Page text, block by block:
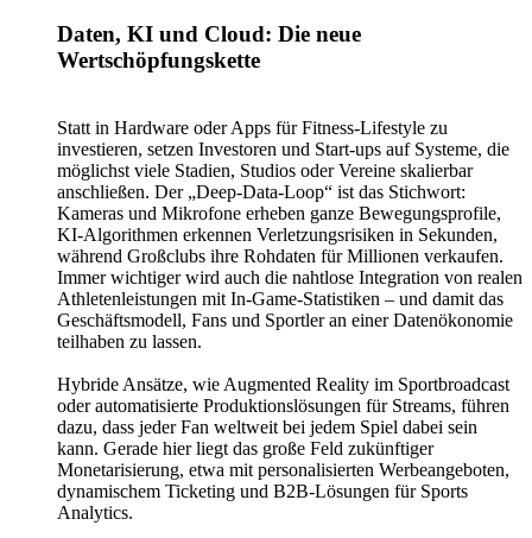
Daten, KI und Cloud: Die neue
Wertschöpfungskette
Statt in Hardware oder Apps für Fitness-Lifestyle zu
investieren, setzen Investoren und Start-ups auf Systeme, die
möglichst viele Stadien, Studios oder Vereine skalierbar
anschließen. Der „Deep-Data-Loop“ ist das Stichwort:
Kameras und Mikrofone erheben ganze Bewegungsprofile,
KI-Algorithmen erkennen Verletzungsrisiken in Sekunden,
während Großclubs ihre Rohdaten für Millionen verkaufen.
Immer wichtiger wird auch die nahtlose Integration von realen
Athletenleistungen mit In-Game-Statistiken – und damit das
Geschäftsmodell, Fans und Sportler an einer Datenökonomie
teilhaben zu lassen.
Hybride Ansätze, wie Augmented Reality im Sportbroadcast
oder automatisierte Produktionslösungen für Streams, führen
dazu, dass jeder Fan weltweit bei jedem Spiel dabei sein
kann. Gerade hier liegt das große Feld zukünftiger
Monetarisierung, etwa mit personalisierten Werbeangeboten,
dynamischem Ticketing und B2B-Lösungen für Sports
Analytics.